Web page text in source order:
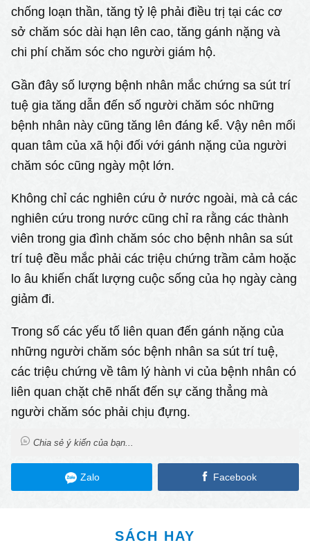
chống loạn thần, tăng tỷ lệ phải điều trị tại các cơ
sở chăm sóc dài hạn lên cao, tăng gánh nặng và
chi phí chăm sóc cho người giám hộ.
Gần đây số lượng bệnh nhân mắc chứng sa sút trí
tuệ gia tăng dẫn đến số người chăm sóc những
bệnh nhân này cũng tăng lên đáng kể. Vậy nên mối
quan tâm của xã hội đối với gánh nặng của người
chăm sóc cũng ngày một lớn.
Không chỉ các nghiên cứu ở nước ngoài, mà cả các
nghiên cứu trong nước cũng chỉ ra rằng các thành
viên trong gia đình chăm sóc cho bệnh nhân sa sút
trí tuệ đều mắc phải các triệu chứng trầm cảm hoặc
lo âu khiến chất lượng cuộc sống của họ ngày càng
giảm đi.
Trong số các yếu tố liên quan đến gánh nặng của
những người chăm sóc bệnh nhân sa sút trí tuệ,
các triệu chứng về tâm lý hành vi của bệnh nhân có
liên quan chặt chẽ nhất đến sự căng thẳng mà
người chăm sóc phải chịu đựng.
Chia sẻ ý kiến của bạn...
Zalo Facebook
SÁCH HAY